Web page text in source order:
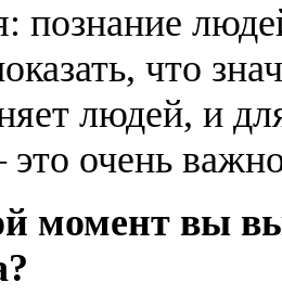
что
людей, и
очень
момент вы